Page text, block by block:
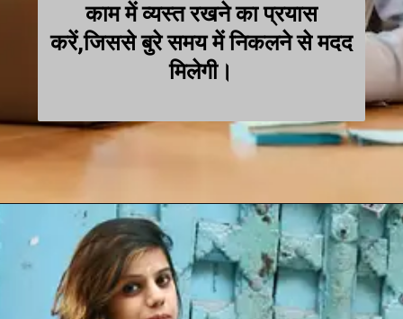
काम में व्यस्त रखने का प्रयास
करें,जिससे बुरे समय में निकलने से मदद